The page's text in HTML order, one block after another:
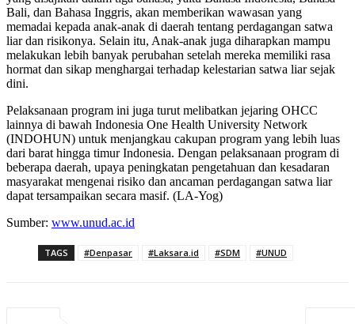
Bali, dan Bahasa Inggris, akan memberikan wawasan yang
memadai kepada anak-anak di daerah tentang perdagangan satwa
liar dan risikonya. Selain itu, Anak-anak juga diharapkan mampu
melakukan lebih banyak perubahan setelah mereka memiliki rasa
hormat dan sikap menghargai terhadap kelestarian satwa liar sejak
dini.
Pelaksanaan program ini juga turut melibatkan jejaring OHCC
lainnya di bawah Indonesia One Health University Network
(INDOHUN) untuk menjangkau cakupan program yang lebih luas
dari barat hingga timur Indonesia. Dengan pelaksanaan program di
beberapa daerah, upaya peningkatan pengetahuan dan kesadaran
masyarakat mengenai risiko dan ancaman perdagangan satwa liar
dapat tersampaikan secara masif. (LA-Yog)
Sumber: www.unud.ac.id
TAGS #Denpasar #Laksara.id #SDM #UNUD